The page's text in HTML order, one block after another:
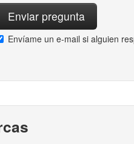
Envíame un e-mail si alguien